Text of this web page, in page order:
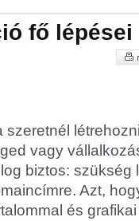
fő lépései
szeretnél
vagy
biztos: szükség
Azt,
és